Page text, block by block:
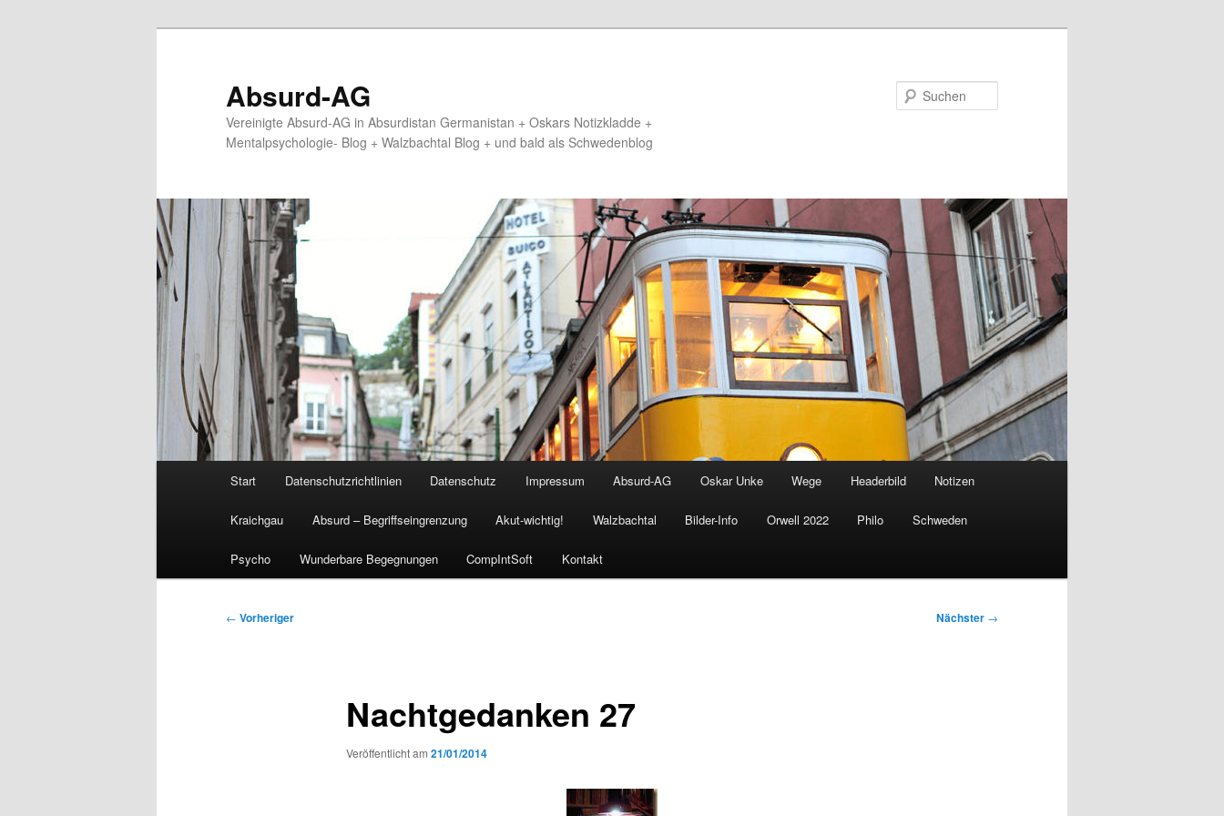
Absurd-AG
Vereinigte Absurd-AG in Absurdistan Germanistan + Oskars Notizkladde +
Mentalpsychologie- Blog + Walzbachtal Blog + und bald als Schwedenblog
Start Datenschutzrichtlinien Datenschutz Impressum Absurd-AG Oskar Unke Wege Headerbild Notizen
Kraichgau Absurd – Begriffseingrenzung Akut-wichtig! Walzbachtal Bilder-Info Orwell 2022 Philo Schweden
Psycho Wunderbare Begegnungen CompIntSoft Kontakt
Beitragsnavigation
← Vorheriger Nächster →
Nachtgedanken 27
Veröffentlicht am 21/01/2014